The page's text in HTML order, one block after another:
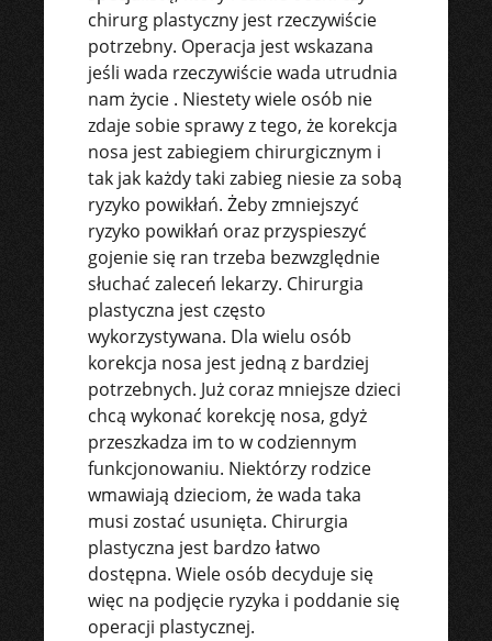
chirurg plastyczny jest rzeczywiście
potrzebny. Operacja jest wskazana
jeśli wada rzeczywiście wada utrudnia
nam życie . Niestety wiele osób nie
zdaje sobie sprawy z tego, że korekcja
nosa jest zabiegiem chirurgicznym i
tak jak każdy taki zabieg niesie za sobą
ryzyko powikłań. Żeby zmniejszyć
ryzyko powikłań oraz przyspieszyć
gojenie się ran trzeba bezwzględnie
słuchać zaleceń lekarzy. Chirurgia
plastyczna jest często
wykorzystywana. Dla wielu osób
korekcja nosa jest jedną z bardziej
potrzebnych. Już coraz mniejsze dzieci
chcą wykonać korekcję nosa, gdyż
przeszkadza im to w codziennym
funkcjonowaniu. Niektórzy rodzice
wmawiają dzieciom, że wada taka
musi zostać usunięta. Chirurgia
plastyczna jest bardzo łatwo
dostępna. Wiele osób decyduje się
więc na podjęcie ryzyka i poddanie się
operacji plastycznej.